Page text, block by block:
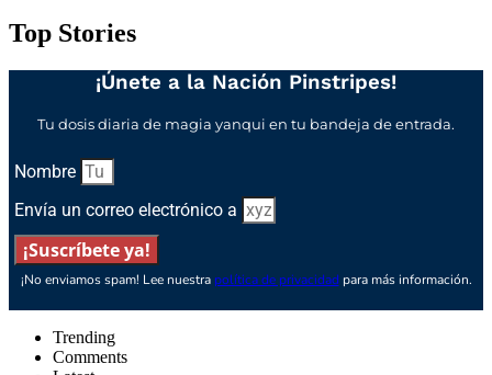
Top Stories
¡Únete a la Nación Pinstripes!
Tu dosis diaria de magia yanqui en tu bandeja de entrada.
Nombre
Envía un correo electrónico a
¡Suscríbete ya!
¡No enviamos spam! Lee nuestra política de privacidad para más información.
Trending
Comments